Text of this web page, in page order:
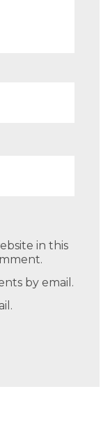
in this
by email.